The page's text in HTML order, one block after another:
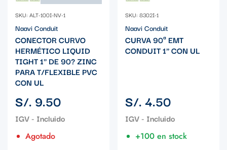
SKU: ALT-100I-NV-1
Naavi Conduit
CONECTOR CURVO
HERMÉTICO LIQUID
TIGHT 1" DE 90? ZINC
PARA T/FLEXIBLE PVC
CON UL
Precio
regular
S/. 9.50
Agotado
SKU: 8302I-1
Naavi Conduit
CURVA 90ª EMT
CONDUIT 1" CON UL
Precio
regular
S/. 4.50
+100 en stock